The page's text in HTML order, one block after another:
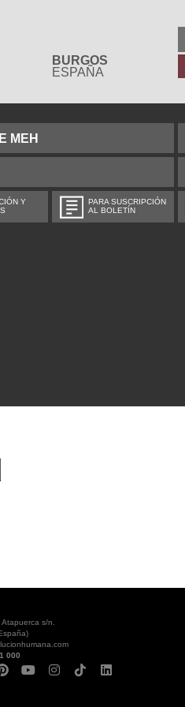
BURGOS
ESPAÑA
MEH
Y
PARA SUSCRIPCIÓN
AL BOLETÍN
s/n.
000